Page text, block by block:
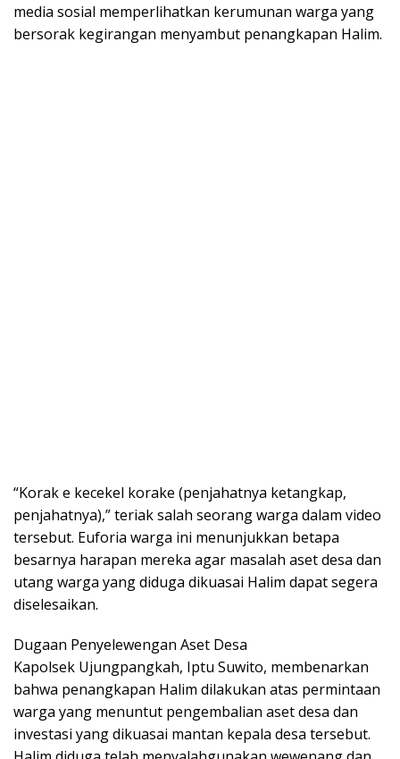
media sosial memperlihatkan kerumunan warga yang
bersorak kegirangan menyambut penangkapan Halim.
“Korak e kecekel korake (penjahatnya ketangkap,
penjahatnya),” teriak salah seorang warga dalam video
tersebut. Euforia warga ini menunjukkan betapa
besarnya harapan mereka agar masalah aset desa dan
utang warga yang diduga dikuasai Halim dapat segera
diselesaikan.
Dugaan Penyelewengan Aset Desa
Kapolsek Ujungpangkah, Iptu Suwito, membenarkan
bahwa penangkapan Halim dilakukan atas permintaan
warga yang menuntut pengembalian aset desa dan
investasi yang dikuasai mantan kepala desa tersebut.